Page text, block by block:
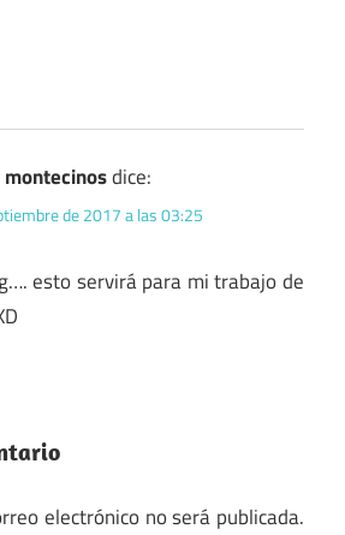
montecinosdice:
de 2017 a las 03:25
esto servirá para mi trabajo de
electrónico no será publicada.